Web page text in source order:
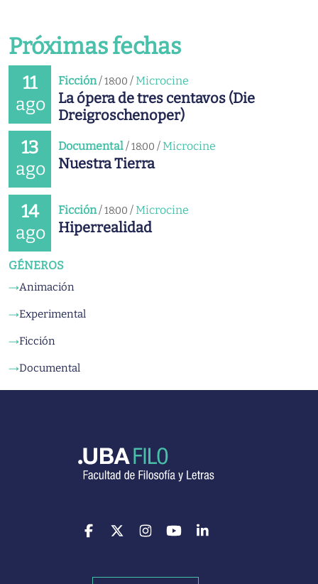
Próximas fechas
11
ago
Ficción/18:00 /Microcine
La ópera de tres centavos (Die
Dreigroschenoper)
13
ago
Documental/18:00 /Microcine
Nuestra Tierra
14
ago
Ficción/18:00 /Microcine
Hiperrealidad
GÉNEROS
→Animación
→Experimental
→Ficción
→Documental